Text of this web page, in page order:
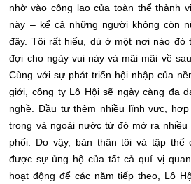
nhờ vào công lao của toàn thể thành
này – kể cả những người không còn
đây. Tôi rất hiểu, dù ở một nơi nào đó
đợi cho ngày vui này và mãi mãi về
Cùng với sự phát triển hội nhập của
giới, công ty Lô Hội sẽ ngày càng đa
nghề. Đầu tư thêm nhiều lĩnh vực,
trong và ngoài nước từ đó mở ra
phối. Do vậy, bản thân tôi và tập thể
được sự ủng hộ của tất cả quí vị
hoạt động để các năm tiếp theo, Lô